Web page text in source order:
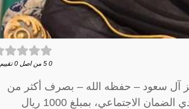
0
5 من اصل 0 تقييم.
آل سعود – حفظه الله – بصرف أكثر من
ثلاثة مليارات ريال معونة شهر رمضان المبارك؛ لمستفيدي الضمان الاجتماعي، بمبلغ 1000 ريال